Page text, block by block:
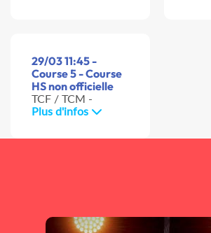
29/03 11:45 -
Course 5 - Course
HS non officielle
TCF / TCM -
Plus d'infos